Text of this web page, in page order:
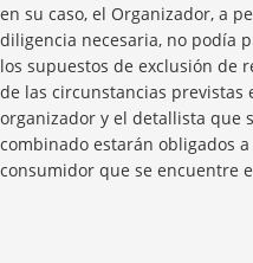
en su caso, el Organizador, a
diligencia necesaria, no podía
los supuestos de exclusión de
de las circunstancias previstas
organizador y el detallista que
combinado estarán obligados
consumidor que se encuentre